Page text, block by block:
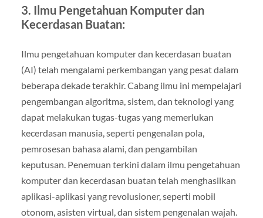
3. Ilmu Pengetahuan Komputer dan
Kecerdasan Buatan:
Ilmu pengetahuan komputer dan kecerdasan buatan
(AI) telah mengalami perkembangan yang pesat dalam
beberapa dekade terakhir. Cabang ilmu ini mempelajari
pengembangan algoritma, sistem, dan teknologi yang
dapat melakukan tugas-tugas yang memerlukan
kecerdasan manusia, seperti pengenalan pola,
pemrosesan bahasa alami, dan pengambilan
keputusan. Penemuan terkini dalam ilmu pengetahuan
komputer dan kecerdasan buatan telah menghasilkan
aplikasi-aplikasi yang revolusioner, seperti mobil
otonom, asisten virtual, dan sistem pengenalan wajah.